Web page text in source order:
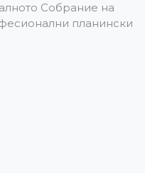
Собрание на
планински